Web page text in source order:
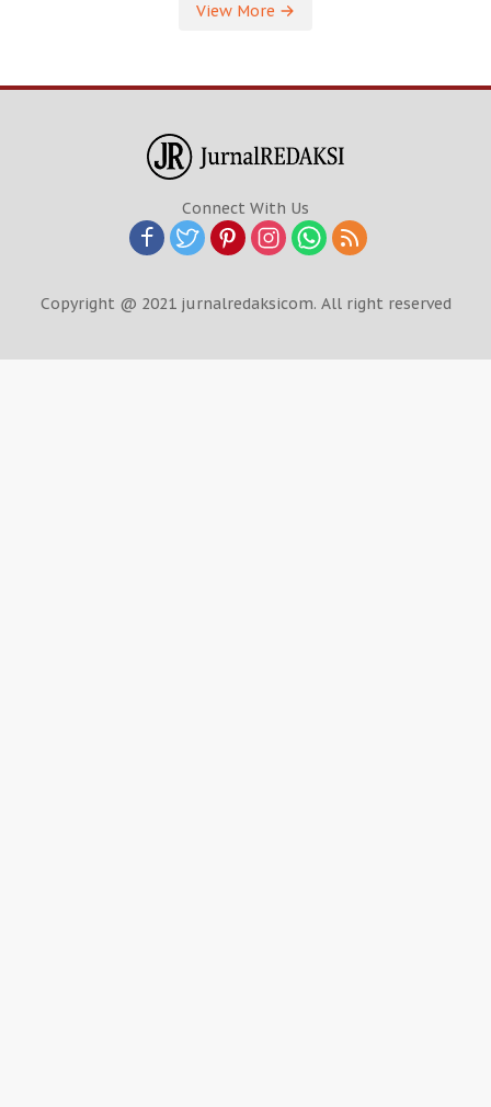
View More
Connect With Us
Copyright @ 2021 jurnalredaksicom. All right reserved